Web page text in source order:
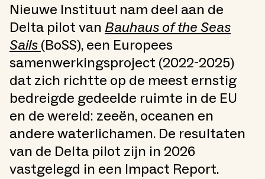
Nieuwe Instituut nam deel aan de
Delta pilot van Bauhaus of the Seas
Sails(BoSS), een Europees
samenwerkingsproject (2022-2025)
dat zich richtte op de meest ernstig
bedreigde gedeelde ruimte in de EU
en de wereld: zeeën, oceanen en
andere waterlichamen. De resultaten
van de Delta pilot zijn in 2026
vastgelegd in een Impact Report.